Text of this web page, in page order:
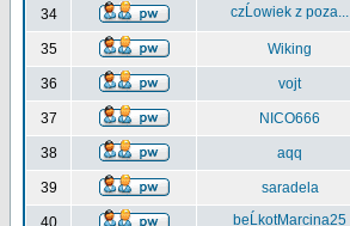
34 czĹowiek z poza...
35 Wiking
36 vojt
37 NICO666
38 aqq
39 saradela
40 beĹkotMarcina25